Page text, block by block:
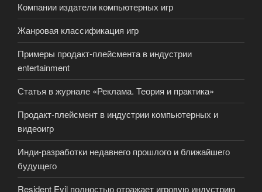
Компании издатели компьютерных игр
Жанровая классификация игр
Примеры продакт-плейсмента в индустрии
entertainment
Статья в журнале «Реклама. Теория и практика»
Продакт-плейсмент в индустрии компьютерных и
видеоигр
Инди-разработки недавнего прошлого и ближайшего
будущего
Resident Evil полностью отражает игровую индустрию